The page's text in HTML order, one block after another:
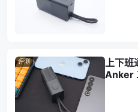
评测
上下
Anker